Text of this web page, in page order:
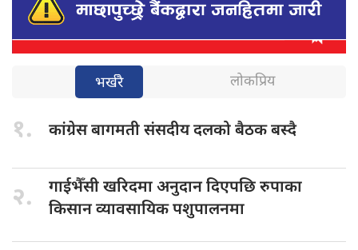
भर्खरै लोकप्रिय
१. कांग्रेस बागमतीसंसदीय दलको बैठक बस्दै
२. गाईभैँसी खरिदमाअनुदान दिएपछि रुपाका
किसान व्यावसायिक पशुपालनमा